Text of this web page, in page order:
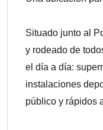
Situado junto al
y rodeado de
el día a día:
instalaciones
público y rápidos